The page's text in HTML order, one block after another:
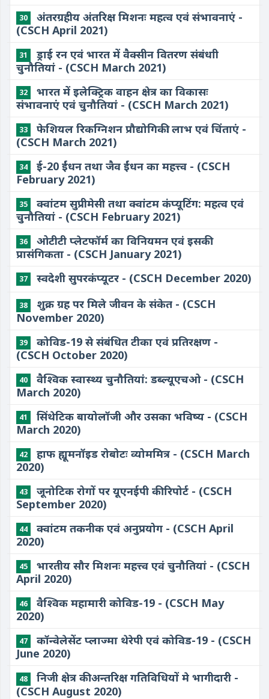
30
अंतरग्रहीय अंतरिक्ष मिशनः महत्व एवं संभावनाएं -
(CSCH April 2021)
31
ड्राई रन एवं भारत में वैक्सीन वितरण संबंधाी
चुनौतियां - (CSCH March 2021)
32
भारत में इलेक्ट्रिक वाहन क्षेत्र का विकासः
संभावनाएं एवं चुनौतियां - (CSCH March 2021)
33
फेशियल रिकग्निशन प्रौद्योगिकीः लाभ एवं चिंताएं -
(CSCH March 2021)
34
ई-20 ईंधन तथा जैव ईंधन का महत्त्व - (CSCH
February 2021)
35
क्वांटम सुप्रीमेसी तथा क्वांटम कंप्यूटिंग: महत्व एवं
चुनौतियां - (CSCH February 2021)
36
ओटीटी प्लेटफॉर्म का विनियमन एवं इसकी
प्रासंगिकता - (CSCH January 2021)
37 स्वदेशी सुपरकंप्यूटर - (CSCH December 2020)
38
शुक्र ग्रह पर मिले जीवन के संकेत - (CSCH
November 2020)
39
कोविड-19 से संबंधित टीका एवं प्रतिरक्षण -
(CSCH October 2020)
40
वैश्विक स्वास्थ्य चुनौतियां: डब्ल्यूएचओ - (CSCH
March 2020)
41
सिंथेटिक बायोलॉजी और उसका भविष्य - (CSCH
March 2020)
42
हाफ ह्यूमनॉइड रोबोटः व्योममित्र - (CSCH March
2020)
43
जूनोटिक रोगों पर यूएनईपी की रिपोर्ट - (CSCH
September 2020)
44
क्वांटम तकनीक एवं अनुप्रयोग - (CSCH April
2020)
45
भारतीय सौर मिशनः महत्त्व एवं चुनौतियां - (CSCH
April 2020)
46
वैश्विक महामारी कोविड-19 - (CSCH May
2020)
47
कॉन्वेलेसेंट प्लाज्मा थेरेपी एवं कोविड-19 - (CSCH
June 2020)
48
निजी क्षेत्र की अन्तरिक्ष गतिविधियों मे भागीदारी -
(CSCH August 2020)